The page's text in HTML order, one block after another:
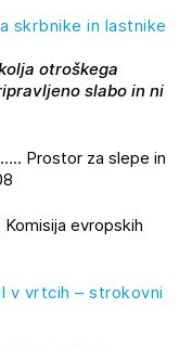
skrbnike in lastnike
otroškega
slabo in ni
Prostor za slepe in
Komisija evropskih
v vrtcih – strokovni